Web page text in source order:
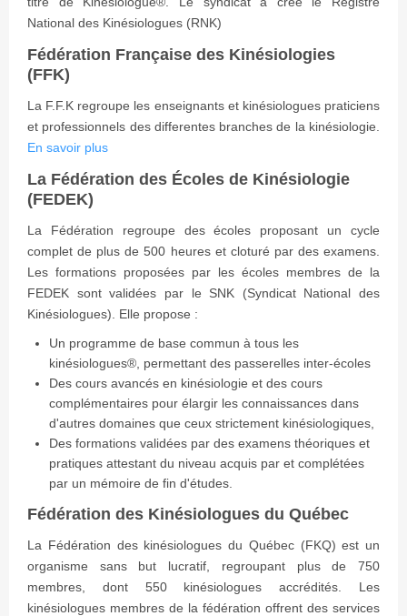
National des Kinésiologues (RNK)
Fédération Française des Kinésiologies
(FFK)
La F.F.K regroupe les enseignants et kinésiologues praticiens
et professionnels des differentes branches de la kinésiologie.
En savoir plus
La Fédération des Écoles de Kinésiologie
(FEDEK)
La Fédération regroupe des écoles proposant un cycle
complet de plus de 500 heures et cloturé par des examens.
Les formations proposées par les écoles membres de la
FEDEK sont validées par le SNK (Syndicat National des
Kinésiologues). Elle propose :
Un programme de base commun à tous les
kinésiologues®, permettant des passerelles inter-écoles
Des cours avancés en kinésiologie et des cours
complémentaires pour élargir les connaissances dans
d'autres domaines que ceux strictement kinésiologiques,
Des formations validées par des examens théoriques et
pratiques attestant du niveau acquis par et complétées
par un mémoire de fin d'études.
Fédération des Kinésiologues du Québec
La Fédération des kinésiologues du Québec (FKQ) est un
organisme sans but lucratif, regroupant plus de 750
membres, dont 550 kinésiologues accrédités. Les
kinésiologues membres de la fédération offrent des services